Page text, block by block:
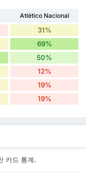
Atlético Nacional
31%
69%
50%
12%
19%
19%
카드 통계.